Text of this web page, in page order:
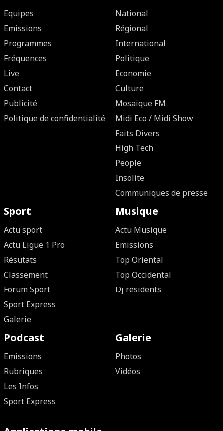
Equipes
Emissions
Programmes
Fréquences
Live
Contact
Publicité
Politique de confidentialité
National
Régional
International
Politique
Economie
Culture
Mosaique FM
Midi Eco / Midi Show
Faits Divers
High Tech
People
Insolite
Communiques de presse
Sport
Actu sport
Actu Ligue 1 Pro
Résutats
Classement
Forum Sport
Sport Express
Galerie
Musique
Actu Musique
Emissions
Top Oriental
Top Occidental
Dj résidents
Podcast
Emissions
Rubriques
Les Infos
Sport Express
Galerie
Photos
Vidéos